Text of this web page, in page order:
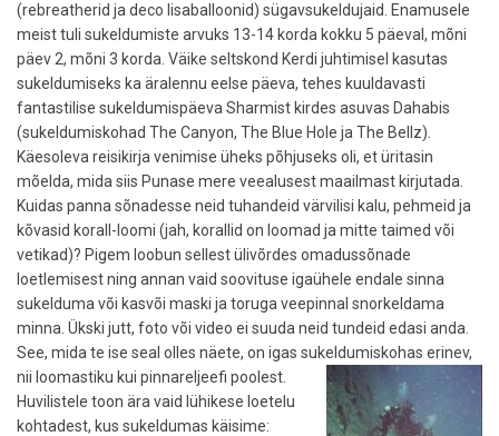
(rebreatherid ja deco lisaballoonid) sügavsukeldujaid. Enamusele
meist tuli sukeldumiste arvuks 13-14 korda kokku 5 päeval, mõni
päev 2, mõni 3 korda. Väike seltskond Kerdi juhtimisel kasutas
sukeldumiseks ka äralennu eelse päeva, tehes kuuldavasti
fantastilise sukeldumispäeva Sharmist kirdes asuvas Dahabis
(sukeldumiskohad The Canyon, The Blue Hole ja The Bellz).
Käesoleva reisikirja venimise üheks põhjuseks oli, et üritasin
mõelda, mida siis Punase mere veealusest maailmast kirjutada.
Kuidas panna sõnadesse neid tuhandeid värvilisi kalu, pehmeid ja
kõvasid korall-loomi (jah, korallid on loomad ja mitte taimed või
vetikad)? Pigem loobun sellest ülivõrdes omadussõnade
loetlemisest ning annan vaid soovituse igaühele endale sinna
sukelduma või kasvõi maski ja toruga veepinnal snorkeldama
minna. Ükski jutt, foto või video ei suuda neid tundeid edasi anda.
See, mida te ise seal olles näete, on igas sukeldumiskohas erinev,
nii loomastiku kui pinnareljeefi poolest.
Huvilistele toon ära vaid lühikese loetelu
kohtadest, kus sukeldumas käisime: